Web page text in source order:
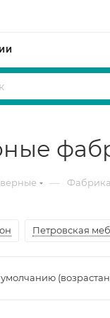
—
Петровская